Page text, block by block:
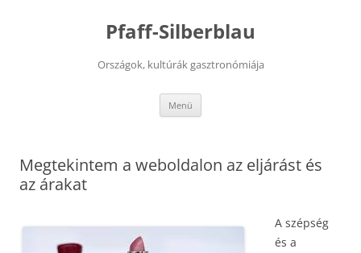
Pfaff-Silberblau
Országok, kultúrák gasztronómiája
Menü
Megtekintem a weboldalon az eljárást és
az árakat
A szépség
és a